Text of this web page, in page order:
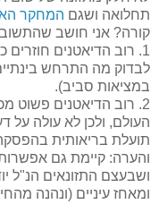
תחלואה ושגם המחקר
קורה? אני חושב
1. רוב הדיאטנים
לבדוק מה התרחש
במציאות סביב).
2. רוב הדיאטנים פשוט
העולם, ולכן לא עולה על
תועלת בריאותית
והערה: קיימת גם
ושבעצם התזונאים הנ"ל
ומאחז עיניים (ונהנה